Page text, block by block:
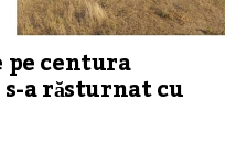
centura
a răsturnat cu